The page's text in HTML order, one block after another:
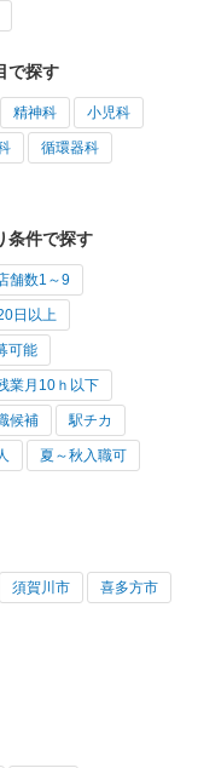
で探す
精神科 小児科
循環器科
条件で探す
舗数1～9
日以上
可能
業月10ｈ以下
候補 駅チカ
夏～秋入職可
須賀川市 喜多方市